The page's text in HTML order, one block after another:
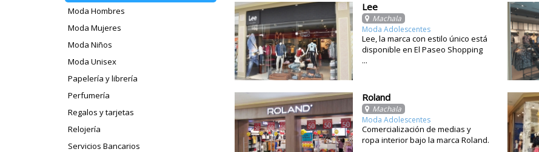
Moda Hombres
Moda Mujeres
Moda Niños
Moda Unisex
Papelería y librería
Perfumería
Regalos y tarjetas
Relojería
Servicios Bancarios
Lee
Machala
Moda Adolescentes
Lee, la marca con estilo único está
disponible en El Paseo Shopping
...
Roland
Machala
Moda Adolescentes
Comercialización de medias y
ropa interior bajo la marca Roland.